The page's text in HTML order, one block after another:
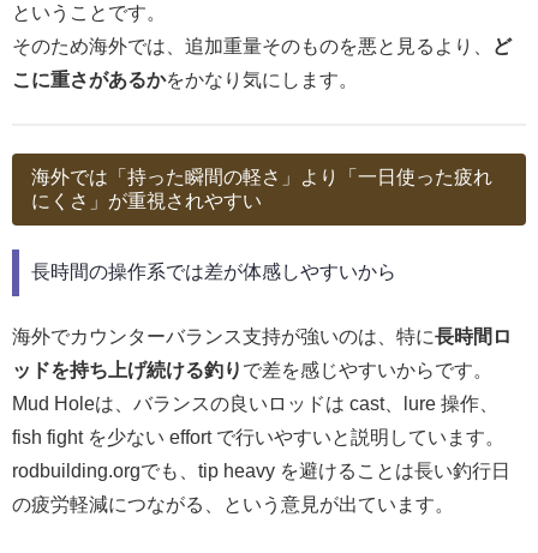
ということです。
そのため海外では、追加重量そのものを悪と見るより、
ど
こに重さがあるかをかなり気にします。
海外では「持った瞬間の軽さ」より「一日使った疲れ
にくさ」が重視されやすい
長時間の操作系では差が体感しやすいから
海外でカウンターバランス支持が強いのは、特に長時間ロ
ッドを持ち上げ続ける釣り で差を感じやすいからです。
Mud Holeは、バランスの良いロッドは cast、lure 操作、
fish fight を少ない effort で行いやすいと説明しています。
rodbuilding.orgでも、tip heavy を避けることは長い釣行日
の疲労軽減につながる、という意見が出ています。